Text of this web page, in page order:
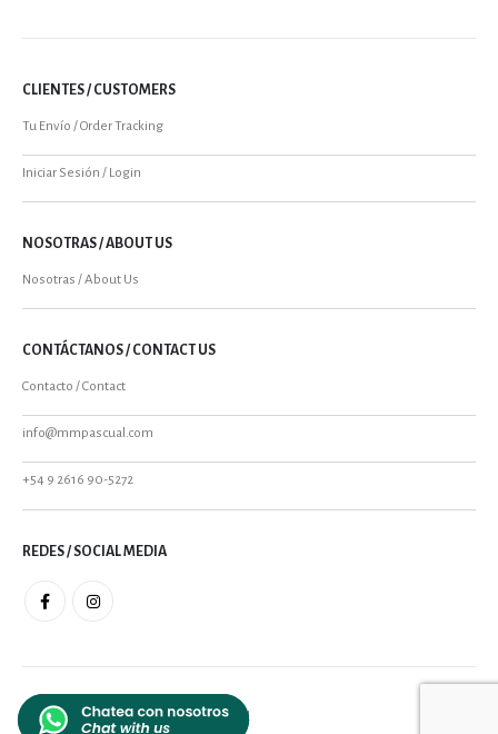
CLIENTES / CUSTOMERS
Tu Envío / Order Tracking
Iniciar Sesión / Login
NOSOTRAS / ABOUT US
Nosotras / About Us
CONTÁCTANOS / CONTACT US
Contacto / Contact
info@mmpascual.com
+54 9 2616 90-5272
REDES / SOCIAL MEDIA
MMPASCUAL 2021 - All Rights Reserved